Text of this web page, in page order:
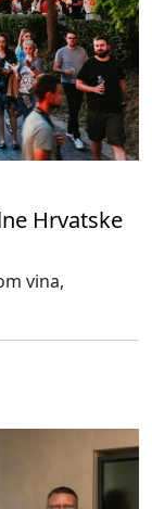
Hrvatske
vina,